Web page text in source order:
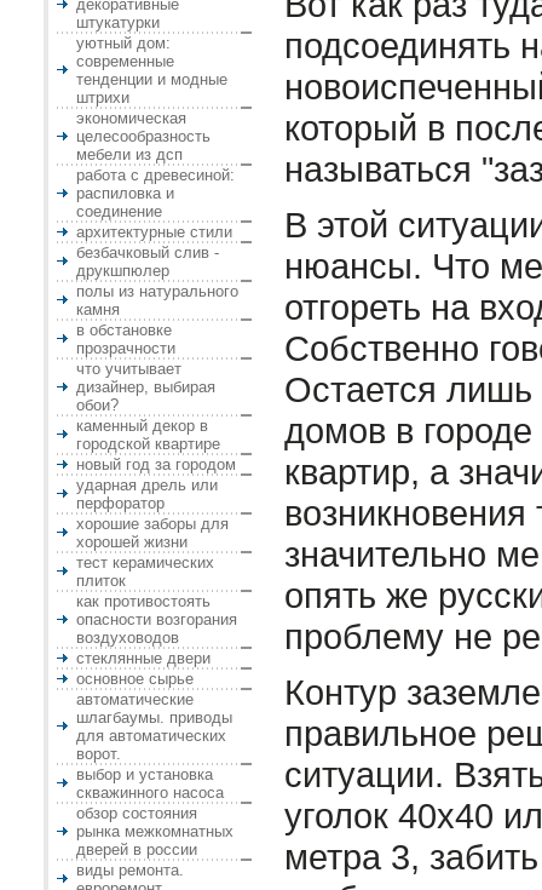
декоративные
штукатурки
уютный дом:
современные
тенденции и модные
штрихи
экономическая
целесообразность
мебели из дсп
работа с древесиной:
распиловка и
соединение
архитектурные стили
безбачковый слив -
друкшпюлер
полы из натурального
камня
в обстановке
прозрачности
что учитывает
дизайнер, выбирая
обои?
каменный декор в
городской квартире
новый год за городом
ударная дрель или
перфоратор
хорошие заборы для
хорошей жизни
тест керамических
плиток
как противостоять
опасности возгорания
воздуховодов
стеклянные двери
основное сырье
автоматические
шлагбаумы. приводы
для автоматических
ворот.
выбор и установка
скважинного насоса
обзор состояния
рынка межкомнатных
дверей в россии
виды ремонта.
подсоединять
который в
называться
В этой
нюансы. Что
отгореть на
Собственно
Остается лишь
домов в
квартир, а
значительно
опять же
проблему не
Контур
правильное
ситуации.
уголок 40х40
метра 3,